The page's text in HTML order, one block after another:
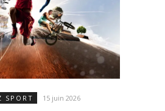
SPORT 15 juin 2026